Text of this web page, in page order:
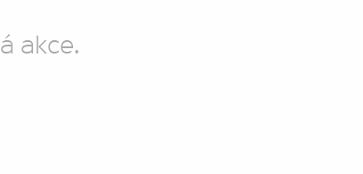
akce.